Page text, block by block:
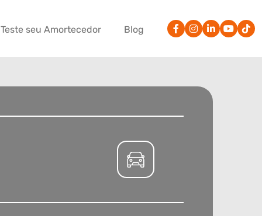
Teste seu Amortecedor Blog